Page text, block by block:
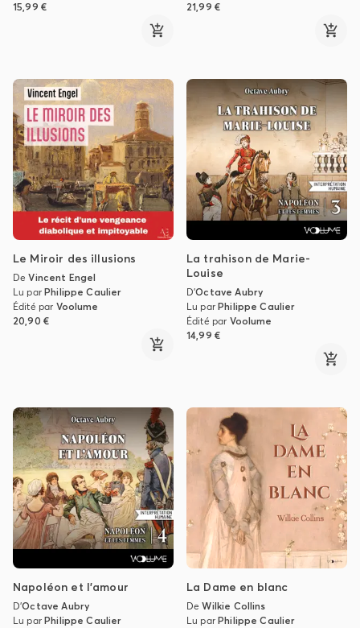
15,99 €
21,99 €
Le Miroir des illusions
DeVincent Engel
Lu parPhilippe Caulier
Édité par Voolume
20,90 €
La trahison de Marie-
Louise
D'Octave Aubry
Lu parPhilippe Caulier
Édité par Voolume
14,99 €
Napoléon et l'amour
D'Octave Aubry
Lu parPhilippe Caulier
La Dame en blanc
DeWilkie Collins
Lu parPhilippe Caulier